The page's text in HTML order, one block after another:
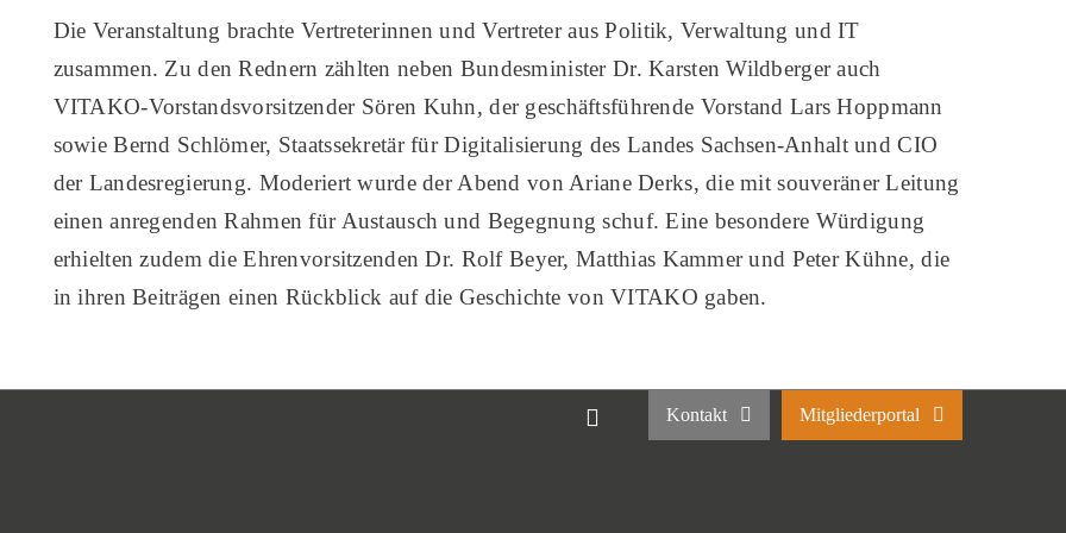
Die Veranstaltung brachte Vertreterinnen und Vertreter aus Politik, Verwaltung und IT
zusammen. Zu den Rednern zählten neben Bundesminister Dr. Karsten Wildberger auch
VITAKO-Vorstandsvorsitzender Sören Kuhn, der geschäftsführende Vorstand Lars Hoppmann
sowie Bernd Schlömer, Staatssekretär für Digitalisierung des Landes Sachsen-Anhalt und CIO
der Landesregierung. Moderiert wurde der Abend von Ariane Derks, die mit souveräner Leitung
einen anregenden Rahmen für Austausch und Begegnung schuf. Eine besondere Würdigung
erhielten zudem die Ehrenvorsitzenden Dr. Rolf Beyer, Matthias Kammer und Peter Kühne, die
in ihren Beiträgen einen Rückblick auf die Geschichte von VITAKO gaben.
Kontakt Mitgliederportal